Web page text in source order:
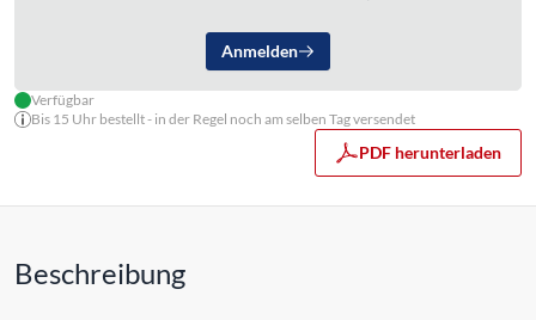
Anmelden
Verfügbar
Bis 15 Uhr bestellt - in der Regel noch am selben Tag versendet
PDF herunterladen
Beschreibung